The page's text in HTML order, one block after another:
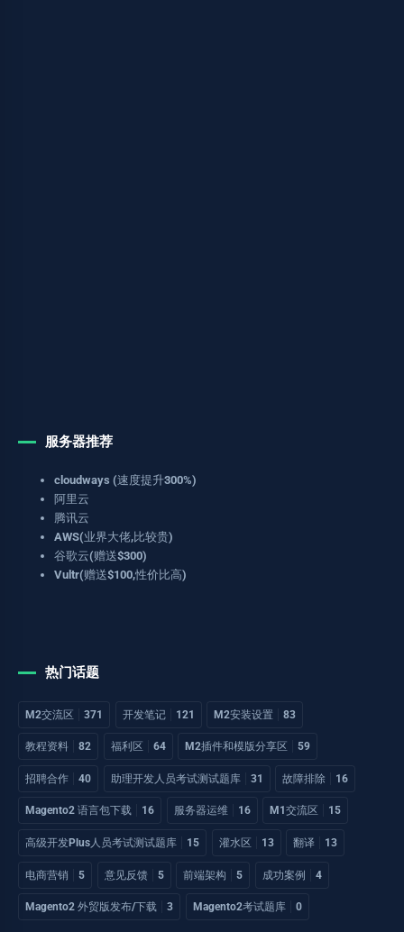
服务器推荐
cloudways (速度提升300%)
阿里云
腾讯云
AWS(业界大佬,比较贵)
谷歌云(赠送$300)
Vultr(赠送$100,性价比高)
热门话题
M2交流区 371 开发笔记 121 M2安装设置 83
教程资料 82 福利区 64 M2插件和模版分享区 59
招聘合作 40 助理开发人员考试测试题库 31 故障排除 16
Magento2 语言包下载 16 服务器运维 16 M1交流区 15
高级开发Plus人员考试测试题库 15 灌水区 13 翻译 13
电商营销 5 意见反馈 5 前端架构 5 成功案例 4
Magento2 外贸版发布/下载 3 Magento2考试题库 0